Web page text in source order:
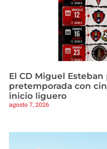
El CD Miguel
pretemporada con
inicio liguero
agosto 7, 2026